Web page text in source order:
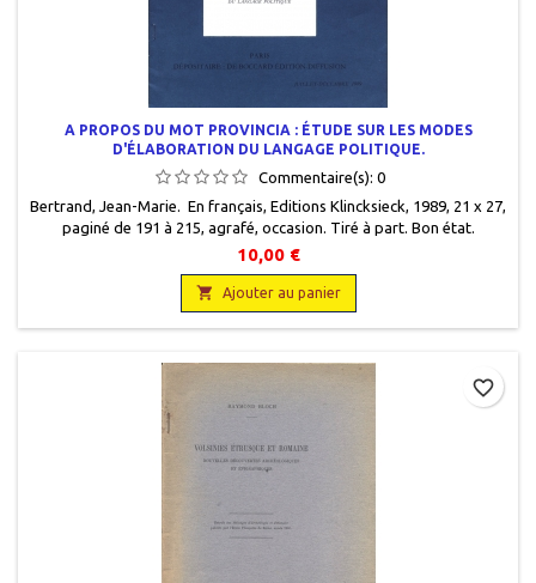
A PROPOS DU MOT PROVINCIA : ÉTUDE SUR LES MODES
D'ÉLABORATION DU LANGAGE POLITIQUE.
Commentaire(s): 0
Bertrand, Jean-Marie. En français, Editions Klincksieck, 1989, 21 x 27,
paginé de 191 à 215, agrafé, occasion. Tiré à part. Bon état.
10,00 €
 Ajouter au panier
favorite_border